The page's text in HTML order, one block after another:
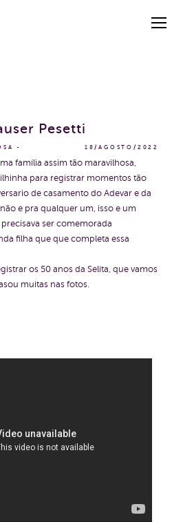
18/AGOSTO/2022
Pesetti
família assim tão maravilhosa,
para registrar momentos tão
de casamento do Adevar e da
e pra qualquer um, isso e um
ser comemorada
filha que que completa essa
os 50 anos da Selita, que vamos
muitas nas fotos.